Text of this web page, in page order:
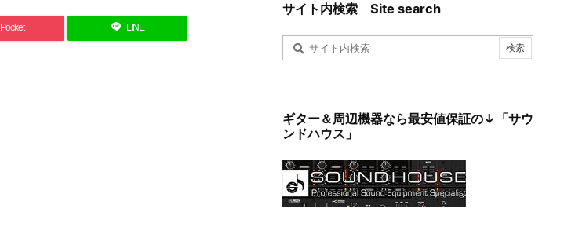
Pocket LINE
サイト内検索 Site search
ギター＆周辺機器なら最安値保証の↓「サウ
ンドハウス」